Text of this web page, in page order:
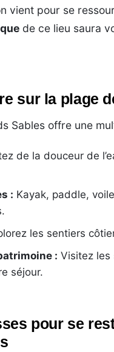
vient pour se
de ce lieu saura
sur la plage
Sables offre une
de la douceur de
: Kayak, paddle,
les sentiers
: Visitez les
séjour.
pour se